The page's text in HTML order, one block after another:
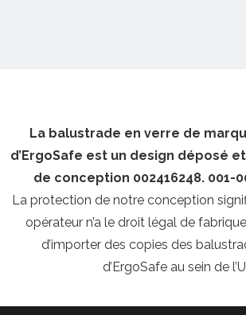
La balustrade en verre de
d’ErgoSafe est un design déposé
de conception 002416248. 001-
La protection de notre conception
opérateur n’a le droit légal de
d’importer des copies des
d’ErgoSafe au sein de